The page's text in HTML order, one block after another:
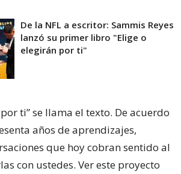
De la NFL a escritor: Sammis Reyes
lanzó su primer libro "Elige o
elegirán por ti"
ti” se llama el texto. De acuerdo
años de aprendizajes,
que hoy cobran sentido al
con ustedes. Ver este proyecto